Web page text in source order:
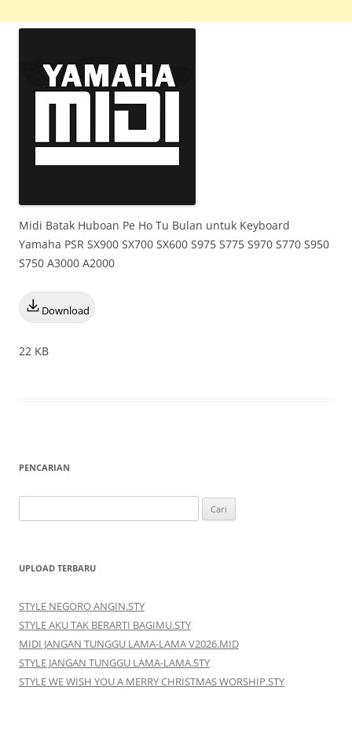
Midi Batak Huboan Pe Ho Tu Bulan untuk Keyboard
Yamaha PSR SX900 SX700 SX600 S975 S775 S970 S770 S950
S750 A3000 A2000
Download
22 KB
PENCARIAN
untuk:
UPLOAD TERBARU
STYLE NEGORO ANGIN.STY
STYLE AKU TAK BERARTI BAGIMU.STY
MIDI JANGAN TUNGGU LAMA-LAMA V2026.MID
STYLE JANGAN TUNGGU LAMA-LAMA.STY
STYLE WE WISH YOU A MERRY CHRISTMAS WORSHIP.STY